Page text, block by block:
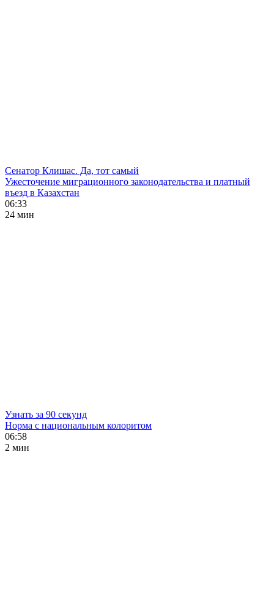
Сенатор Клишас. Да, тот самый
Ужесточение миграционного законодательства и платный
въезд в Казахстан
06:33
24 мин
Узнать за 90 секунд
Норма с национальным колоритом
06:58
2 мин